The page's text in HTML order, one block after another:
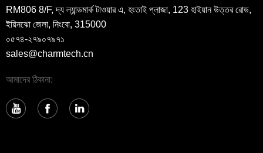
RM806 8/F, দ্য ল্যান্ডমার্ক টাওয়ার এ, হংতাই প্লাজা, 123 হাইয়ান উত্তর রোড,
ইয়িনঝো জেলা, নিংবো, 315000
০৫৭৪-২৭৯০৭৯৭১
sales@charmtech.cn
আমাদের ঠিকানা: